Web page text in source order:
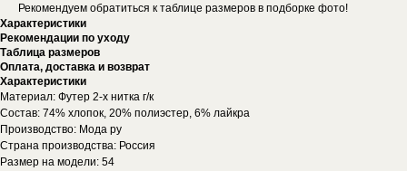
Рекомендуем обратиться к таблице размеров в подборке фото!
Характеристики
Рекомендации по уходу
Таблица размеров
Оплата, доставка и возврат
Характеристики
Материал: Футер 2-х нитка г/к
Состав: 74% хлопок, 20% полиэстер, 6% лайкра
Производство: Мода ру
Страна производства: Россия
Размер на модели: 54